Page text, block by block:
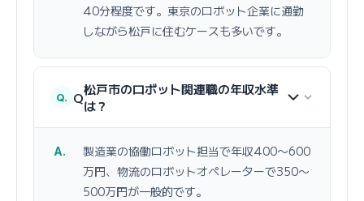
40分程度です。東京のロボット企業に通勤
しながら松戸に住むケースも多いです。
Q松戸市のロボット関連職の年収水準
は？
製造業の協働ロボット担当で年収400〜600
万円、物流のロボットオペレーターで350〜
500万円が一般的です。